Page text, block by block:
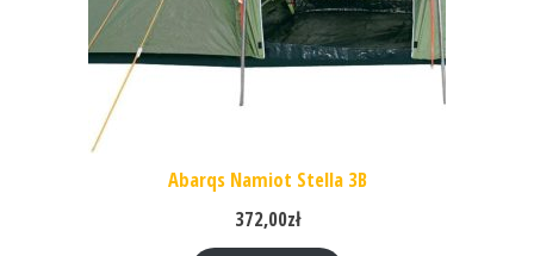
Abarqs Namiot Stella 3B
372,00zł